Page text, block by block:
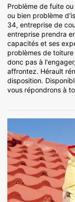
Problème de fuite
ou bien problème
34, entreprise de
entreprise prendra
capacités et ses
problèmes de
donc pas à
affrontez. Hérault
disposition.
vous répondrons à